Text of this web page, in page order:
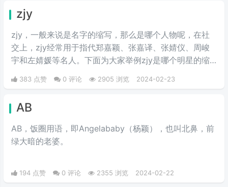
zjy
zjy，一般来说是名字的缩写，那么是哪个人物呢，在社
交上，zjy经常用于指代郑嘉颖、张嘉译、张婧仪、周峻
宇和左婧媛等名人。下面为大家举例zjy是哪个明星的缩
383 点赞 0 评论 2905 浏览 2024-02-23
AB
AB，饭圈用语，即Angelababy（杨颖），也叫北鼻，前
绿大暗的老婆。​
194 点赞 0 评论 2355 浏览 2024-02-22